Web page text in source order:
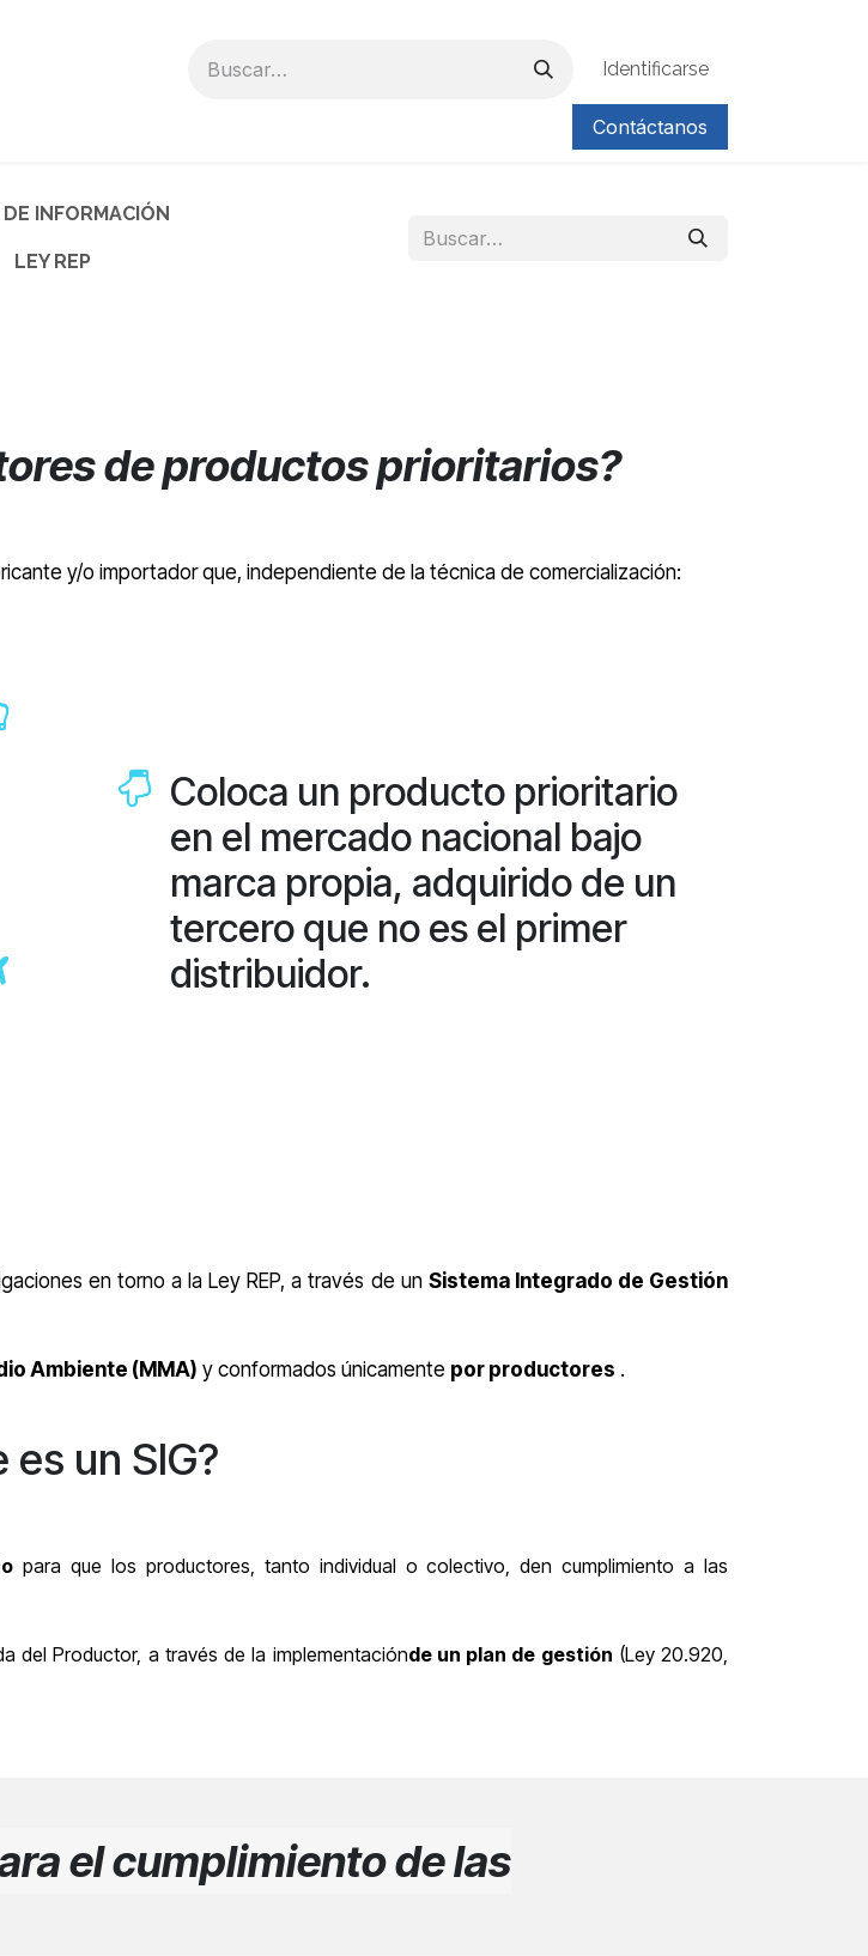
Identificarse
Contáctanos
INFORMACIÓN
LEY REP
de productos prioritarios?
y/o importador que, independiente de la técnica de comercialización:
Coloca un producto prioritario
en el mercado nacional bajo
marca propia, adquirido de un
tercero que no es el primer
distribuidor.
en torno a la Ley REP, a través de un Sistema Integrado de Gestión
Ambiente (MMA) y conformados únicamente por productores .
es un SIG?
para que los productores, tanto individual o colectivo, den cumplimiento a las
del Productor, a través de la implementaciónde un plan de gestión (Ley 20.920,
el cumplimiento de las